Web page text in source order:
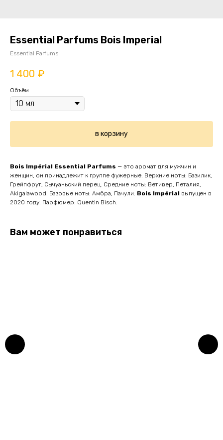
Essential Parfums Bois Imperial
Essential Parfums
1 400 ₽
Объём
в корзину
Bois Impérial Essential Parfums — это аромат для мужчин и
женщин, он принадлежит к группе фужерные. Верхние ноты: Базилик,
Грейпфрут, Сычуаньский перец. Средние ноты: Ветивер, Петалия,
Akigalawood. Базовые ноты: Амбра, Пачули. Bois Impérial выпущен в
2020 году. Парфюмер: Quentin Bisch.
Вам может понравиться